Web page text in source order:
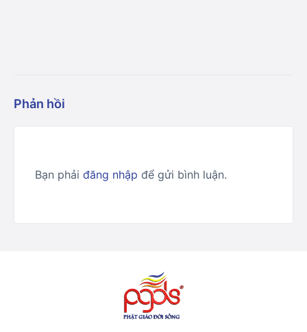
Phản hồi
Bạn phải đăng nhập để gửi bình luận.